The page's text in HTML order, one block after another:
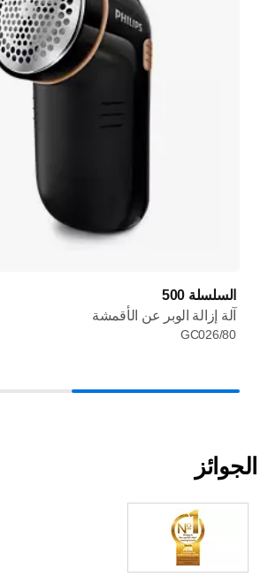
السلسلة 500
آلة إزالة الوبر عن الأقمشة
GC026/80
الجوائز